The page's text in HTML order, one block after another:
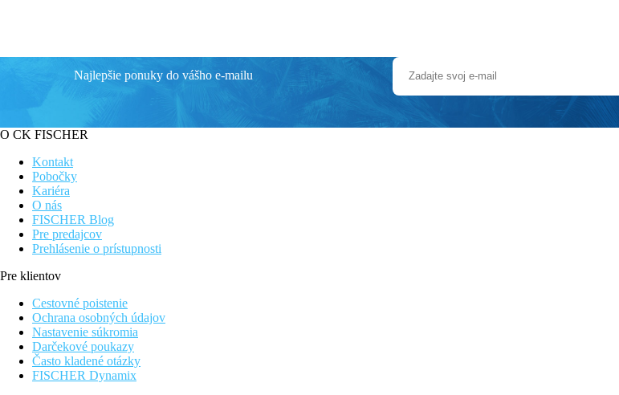
Najlepšie ponuky do vášho e-mailu
O CK FISCHER
Kontakt
Pobočky
Kariéra
O nás
FISCHER Blog
Pre predajcov
Prehlásenie o prístupnosti
Pre klientov
Cestovné poistenie
Ochrana osobných údajov
Nastavenie súkromia
Darčekové poukazy
Často kladené otázky
FISCHER Dynamix